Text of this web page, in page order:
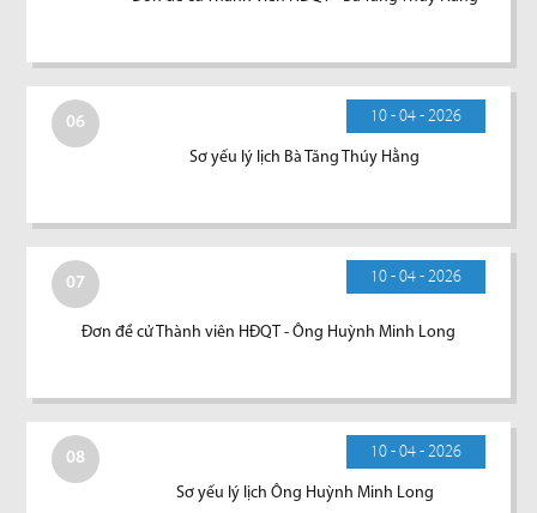
06 10 - 04 - 2026
Sơ yếu lý lịch Bà Tăng Thúy Hằng
07 10 - 04 - 2026
Đơn đề cử Thành viên HĐQT - Ông Huỳnh Minh Long
08 10 - 04 - 2026
Sơ yếu lý lịch Ông Huỳnh Minh Long